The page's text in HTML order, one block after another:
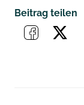
Beitrag teilen